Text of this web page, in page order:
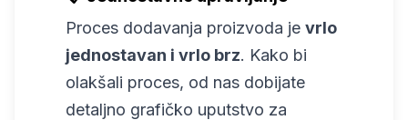
Proces dodavanja proizvoda je vrlo
jednostavan i vrlo brz. Kako bi
olakšali proces, od nas dobijate
detaljno grafičko uputstvo za